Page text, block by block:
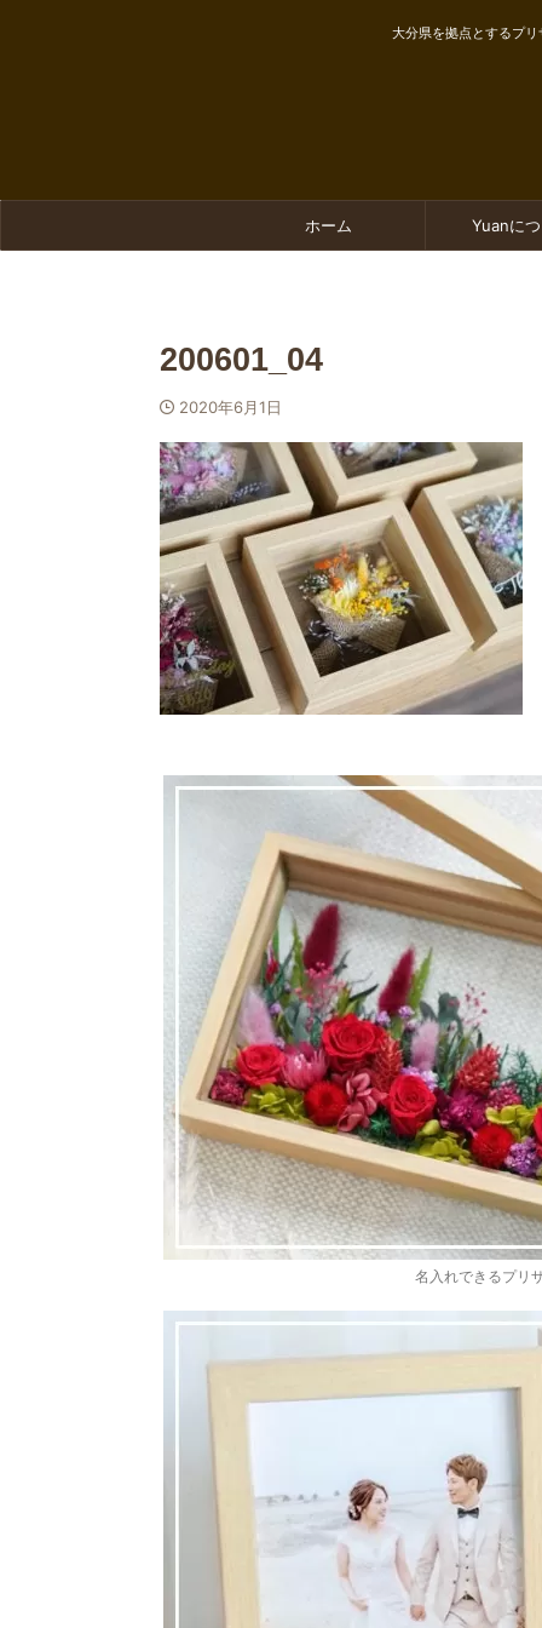
大分県を拠点とするプ
ホーム Yuanに
200601_04
2020年6月1日
名入れできるプリ